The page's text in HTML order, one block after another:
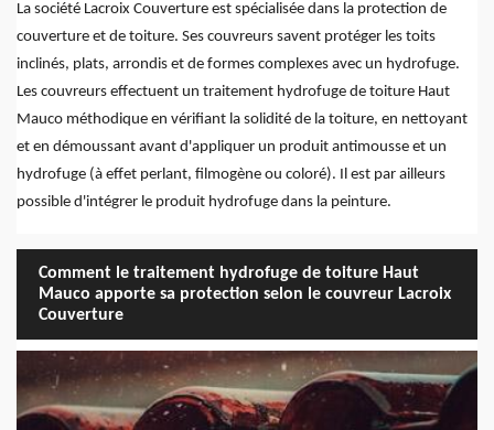
La société Lacroix Couverture est spécialisée dans la protection de
couverture et de toiture. Ses couvreurs savent protéger les toits
inclinés, plats, arrondis et de formes complexes avec un hydrofuge.
Les couvreurs effectuent un traitement hydrofuge de toiture Haut
Mauco méthodique en vérifiant la solidité de la toiture, en nettoyant
et en démoussant avant d'appliquer un produit antimousse et un
hydrofuge (à effet perlant, filmogène ou coloré). Il est par ailleurs
possible d'intégrer le produit hydrofuge dans la peinture.
Comment le traitement hydrofuge de toiture Haut
Mauco apporte sa protection selon le couvreur Lacroix
Couverture